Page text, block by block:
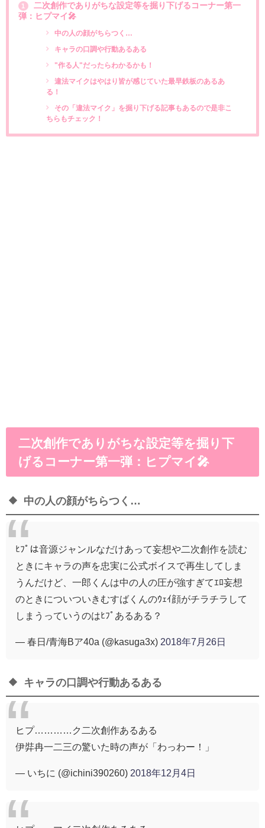
1
二次創作でありがちな設定等を掘り下げるコーナー第一
弾：ヒプマイ🎤
中の人の顔がちらつく…
キャラの口調や行動あるある
"作る人"だったらわかるかも！
違法マイクはやはり皆が感じていた最早鉄板のあるあ
る！
その「違法マイク」を掘り下げる記事もあるので是非こ
ちらもチェック！
二次創作でありがちな設定等を掘り下
げるコーナー第一弾：ヒプマイ🎤
中の人の顔がちらつく…
ﾋﾌﾟは音源ジャンルなだけあって妄想や二次創作を読む
ときにキャラの声を忠実に公式ボイスで再生してしま
うんだけど、一郎くんは中の人の圧が強すぎてｴﾛ妄想
のときについついきむすばくんのｳｪｲ顔がチラチラして
しまうっていうのはﾋﾌﾟあるある？
— 春日/青海Bア40a (@kasuga3x) 2018年7月26日
キャラの口調や行動あるある
ヒプ…………ク二次創作あるある
伊弉冉一二三の驚いた時の声が「わっわー！」
— いちに (@ichini390260) 2018年12月4日